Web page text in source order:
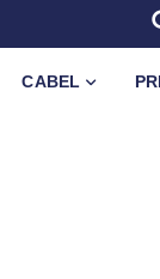
CABEL